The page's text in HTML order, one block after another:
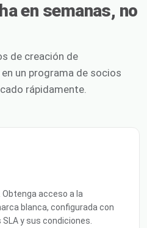
en semanas, no
de creación de
un programa de socios
rápidamente.
Obtenga acceso a la
blanca, configurada con
y sus condiciones.